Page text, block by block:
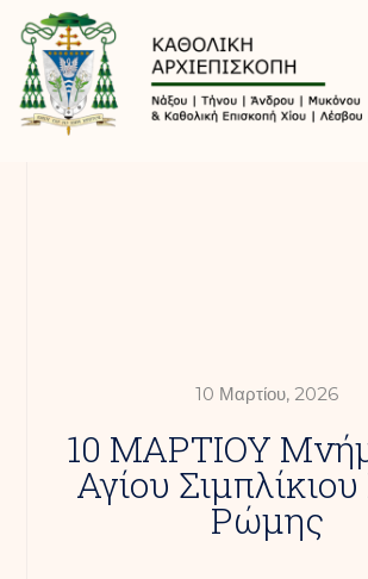
10 Μαρτίου, 2026
10 ΜΑΡΤΙΟΥ
Αγίου
Ρώμης